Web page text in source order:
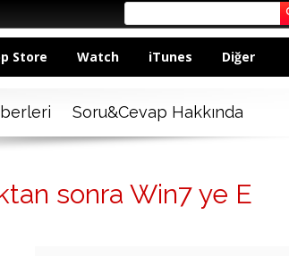
Store Watch iTunes Diğer
Soru&Cevap Hakkında
sonra Win7 ye E